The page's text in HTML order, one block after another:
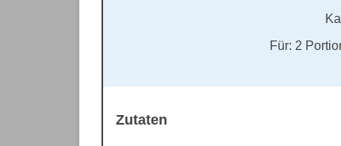
Für: 2
Zutaten